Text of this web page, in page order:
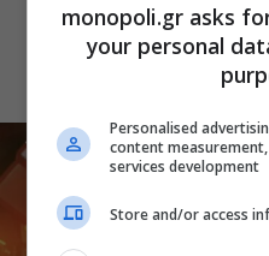
Ευθυμίου
monopoli.gr asks
your personal
Personalised
content
services development
Store and/or access